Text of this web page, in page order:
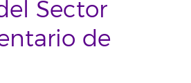
Sector
de